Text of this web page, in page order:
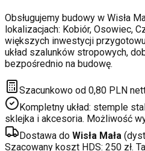
Obsługujemy budowy w Wisła
lokalizacjach: Kobiór, Osowiec,
większych inwestycji
układ szalunków stropowych,
bezpośrednio na budowę.
Szacunkowo od 0,80 PLN
Kompletny układ: stemple
sklejka i akcesoria. Możliwość
Dostawa do Wisła Mała
Szacowany koszt HDS: 250 zł.